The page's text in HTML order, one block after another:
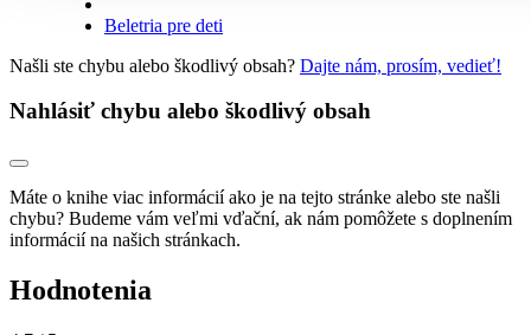
Beletria pre deti
Našli ste chybu alebo škodlivý obsah? Dajte nám, prosím, vedieť!
Nahlásiť chybu alebo škodlivý obsah
Máte o knihe viac informácií ako je na tejto stránke alebo ste našli
chybu? Budeme vám veľmi vďační, ak nám pomôžete s doplnením
informácií na našich stránkach.
Hodnotenia